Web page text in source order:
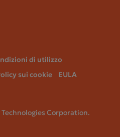
di utilizzo
sui cookie
EULA
Corporation.